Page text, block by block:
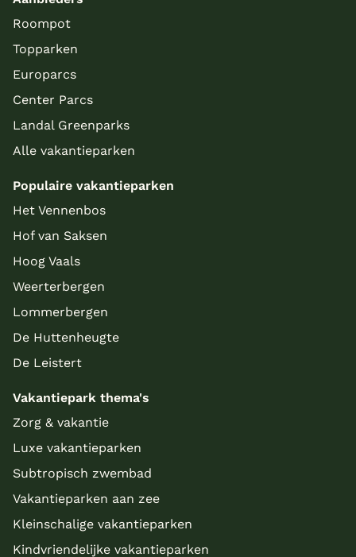
Roompot
Topparken
Europarcs
Center Parcs
Landal Greenparks
Alle vakantieparken
Populaire vakantieparken
Het Vennenbos
Hof van Saksen
Hoog Vaals
Weerterbergen
Lommerbergen
De Huttenheugte
De Leistert
Vakantiepark thema's
Zorg & vakantie
Luxe vakantieparken
Subtropisch zwembad
Vakantieparken aan zee
Kleinschalige vakantieparken
Kindvriendelijke vakantieparken